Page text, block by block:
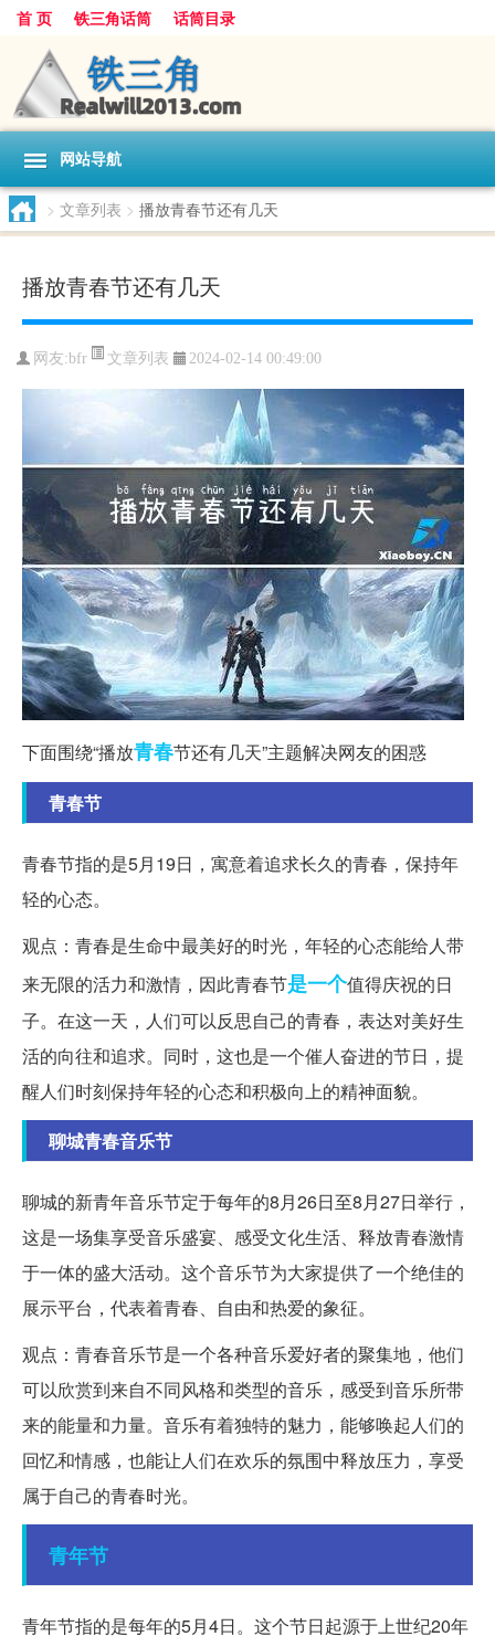
首 页 铁三角话筒 话筒目录
网站导航
> 文章列表 > 播放青春节还有几天
播放青春节还有几天
网友:bfr 文章列表 2024-02-14 00:49:00
下面围绕“播放青春节还有几天”主题解决网友的困惑
青春节
青春节指的是5月19日，寓意着追求长久的青春，保持年
轻的心态。
观点：青春是生命中最美好的时光，年轻的心态能给人带
来无限的活力和激情，因此青春节是一个值得庆祝的日
子。在这一天，人们可以反思自己的青春，表达对美好生
活的向往和追求。同时，这也是一个催人奋进的节日，提
醒人们时刻保持年轻的心态和积极向上的精神面貌。
聊城青春音乐节
聊城的新青年音乐节定于每年的8月26日至8月27日举行，
这是一场集享受音乐盛宴、感受文化生活、释放青春激情
于一体的盛大活动。这个音乐节为大家提供了一个绝佳的
展示平台，代表着青春、自由和热爱的象征。
观点：青春音乐节是一个各种音乐爱好者的聚集地，他们
可以欣赏到来自不同风格和类型的音乐，感受到音乐所带
来的能量和力量。音乐有着独特的魅力，能够唤起人们的
回忆和情感，也能让人们在欢乐的氛围中释放压力，享受
属于自己的青春时光。
青年节
青年节指的是每年的5月4日。这个节日起源于上世纪20年